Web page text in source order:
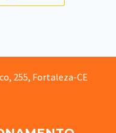
255, Fortaleza-CE